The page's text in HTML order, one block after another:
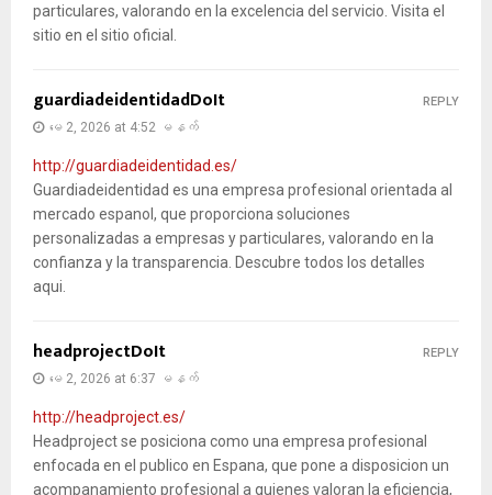
particulares, valorando en la excelencia del servicio. Visita el
sitio en el sitio oficial.
guardiadeidentidadDoIt
မေ 2, 2026 at 4:52 မနက်
http://guardiadeidentidad.es/
Guardiadeidentidad es una empresa profesional orientada al
mercado espanol, que proporciona soluciones
personalizadas a empresas y particulares, valorando en la
confianza y la transparencia. Descubre todos los detalles
aqui.
REPLY
headprojectDoIt
မေ 2, 2026 at 6:37 မနက်
http://headproject.es/
Headproject se posiciona como una empresa profesional
enfocada en el publico en Espana, que pone a disposicion un
acompanamiento profesional a quienes valoran la eficiencia,
REPLY